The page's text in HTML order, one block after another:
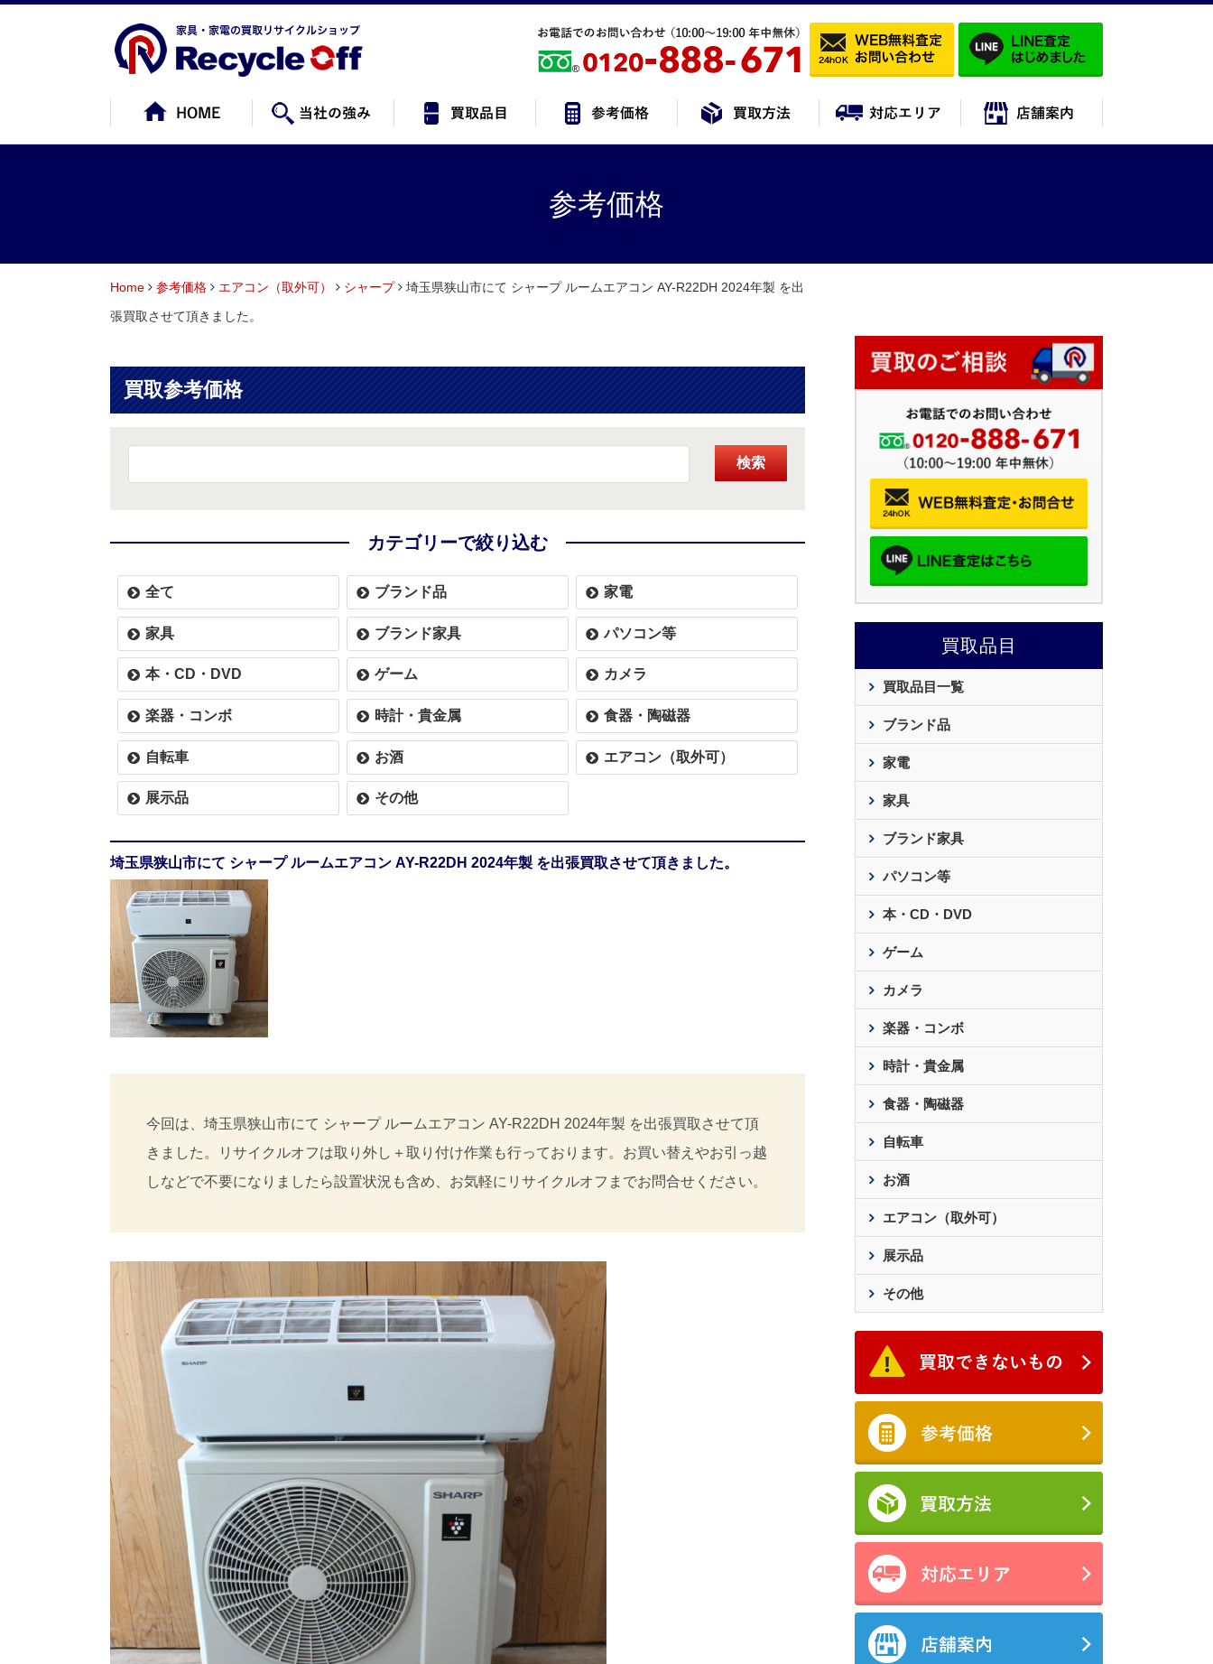
参考価格
Home 参考価格 エアコン（取外可） シャープ
埼玉県狭山市にて シャープ ルームエアコン AY-R22DH 2024年製 を出
張買取させて頂きました。
買取参考価格
検索
カテゴリーで絞り込む
全て ブランド品 家電
家具 ブランド家具 パソコン等
本・CD・DVD ゲーム カメラ
楽器・コンボ 時計・貴金属 食器・陶磁器
自転車 お酒 エアコン（取外可）
展示品 その他
埼玉県狭山市にて シャープ ルームエアコン AY-R22DH 2024年製 を出張買取させて頂きました。
今回は、埼玉県狭山市にて シャープ ルームエアコン AY-R22DH 2024年製 を出張買取させて頂
きました。リサイクルオフは取り外し＋取り付け作業も行っております。お買い替えやお引っ越
しなどで不要になりましたら設置状況も含め、お気軽にリサイクルオフまでお問合せください。
買取品目
買取品目一覧
ブランド品
家電
家具
ブランド家具
パソコン等
本・CD・DVD
ゲーム
カメラ
楽器・コンボ
時計・貴金属
食器・陶磁器
自転車
お酒
エアコン（取外可）
展示品
その他